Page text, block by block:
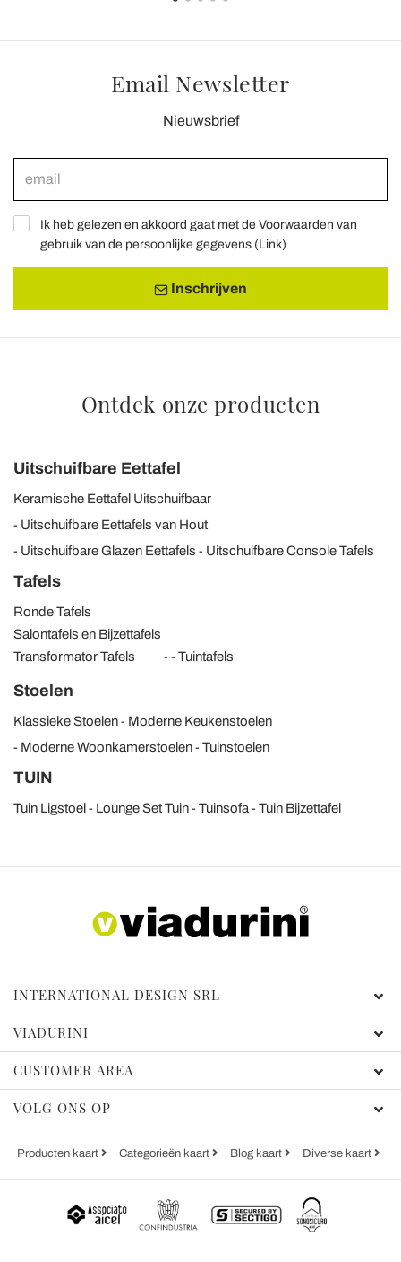
Email Newsletter
Nieuwsbrief
Ik heb gelezen en akkoord gaat met de Voorwaarden van
gebruik van de persoonlijke gegevens (Link)
Inschrijven
Ontdek onze producten
Uitschuifbare Eettafel
Keramische Eettafel Uitschuifbaar
Uitschuifbare Eettafels van Hout
Uitschuifbare Glazen Eettafels
Uitschuifbare Console Tafels
Tafels
Ronde Tafels
Salontafels en Bijzettafels
Transformator Tafels
Tuintafels
Stoelen
Klassieke Stoelen
Moderne Keukenstoelen
Moderne Woonkamerstoelen
Tuinstoelen
TUIN
Tuin Ligstoel Lounge Set Tuin Tuinsofa Tuin Bijzettafel
INTERNATIONAL DESIGN SRL
VIADURINI
CUSTOMER AREA
VOLG ONS OP
Producten kaart Categorieën kaart Blog kaart Diverse kaart